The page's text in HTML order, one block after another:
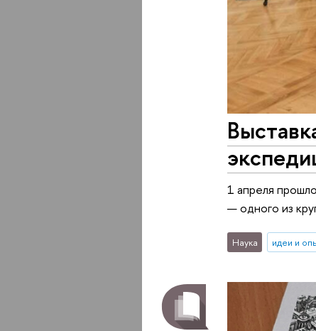
1 апреля
— одного из
Наука идеи и